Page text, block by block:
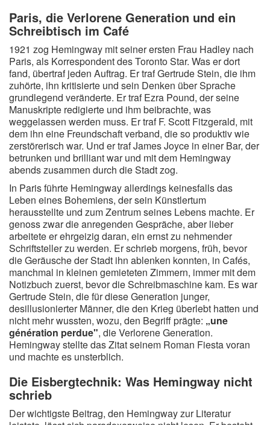
Paris, die Verlorene Generation und ein
Schreibtisch im Café
1921 zog Hemingway mit seiner ersten Frau Hadley nach
Paris, als Korrespondent des Toronto Star. Was er dort
fand, übertraf jeden Auftrag. Er traf Gertrude Stein, die ihm
zuhörte, ihn kritisierte und sein Denken über Sprache
grundlegend veränderte. Er traf Ezra Pound, der seine
Manuskripte redigierte und ihm beibrachte, was
weggelassen werden muss. Er traf F. Scott Fitzgerald, mit
dem ihn eine Freundschaft verband, die so produktiv wie
zerstörerisch war. Und er traf James Joyce in einer Bar, der
betrunken und brilliant war und mit dem Hemingway
abends zusammen durch die Stadt zog.
In Paris führte Hemingway allerdings keinesfalls das
Leben eines Bohemiens, der sein Künstlertum
herausstellte und zum Zentrum seines Lebens machte. Er
genoss zwar die anregenden Gespräche, aber lieber
arbeitete er ehrgeizig daran, ein ernst zu nehmender
Schriftsteller zu werden. Er schrieb morgens, früh, bevor
die Geräusche der Stadt ihn ablenken konnten, in Cafés,
manchmal in kleinen gemieteten Zimmern, immer mit dem
Notizbuch zuerst, bevor die Schreibmaschine kam. Es war
Gertrude Stein, die für diese Generation junger,
desillusionierter Männer, die den Krieg überlebt hatten und
nicht mehr wussten, wozu, den Begriff prägte: „une
génération perdue", die Verlorene Generation.
Hemingway stellte das Zitat seinem Roman Fiesta voran
und machte es unsterblich.
Die Eisbergtechnik: Was Hemingway nicht
schrieb
Der wichtigste Beitrag, den Hemingway zur Literatur